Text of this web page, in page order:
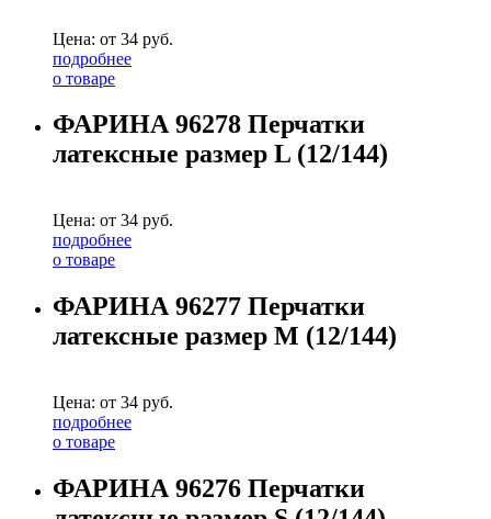
Цена: от 34 руб.
подробнее
о товаре
ФАРИНА 96278 Перчатки
латексные размер L (12/144)
Цена: от 34 руб.
подробнее
о товаре
ФАРИНА 96277 Перчатки
латексные размер M (12/144)
Цена: от 34 руб.
подробнее
о товаре
ФАРИНА 96276 Перчатки